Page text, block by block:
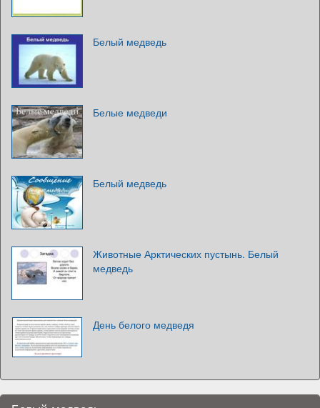
Белый медведь
Белые медведи
Белый медведь
Животные Арктических пустынь. Белый
медведь
День белого медведя